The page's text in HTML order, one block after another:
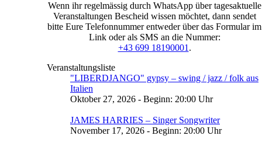
Wenn ihr regelmässig durch WhatsApp über tagesaktuelle
Veranstaltungen Bescheid wissen möchtet, dann sendet
bitte Eure Telefonnummer entweder über das Formular im
Link oder als SMS an die Nummer:
+43 699 18190001 .
Veranstaltungsliste
"LIBERDJANGO" gypsy – swing / jazz / folk aus
Italien
Oktober 27, 2026 - Beginn: 20:00 Uhr
JAMES HARRIES – Singer Songwriter
November 17, 2026 - Beginn: 20:00 Uhr